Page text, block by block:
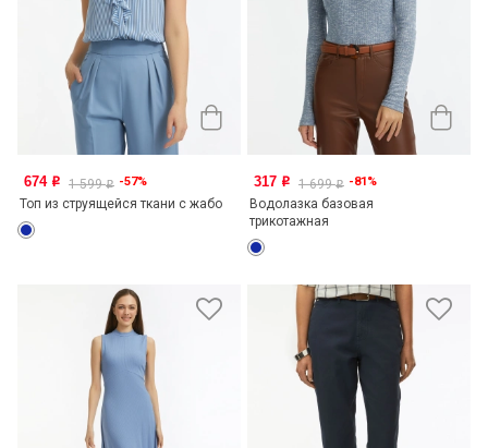
674 o 1 599o -57%
Топ из струящейся ткани с жабо
317 o 1 699o -81%
Водолазка базовая
трикотажная